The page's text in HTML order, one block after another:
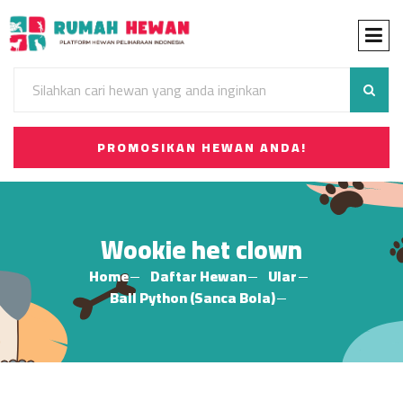
PROMOSIKAN HEWAN ANDA!
Wookie het clown
Home Daftar Hewan
Ular
Ball Python (Sanca Bola)